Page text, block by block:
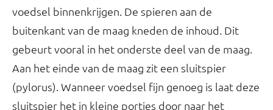
voedsel binnenkrijgen. De spieren aan de
buitenkant van de maag kneden de inhoud. Dit
gebeurt vooral in het onderste deel van de maag.
Aan het einde van de maag zit een sluitspier
(pylorus). Wanneer voedsel fijn genoeg is laat deze
sluitspier het in kleine porties door naar het